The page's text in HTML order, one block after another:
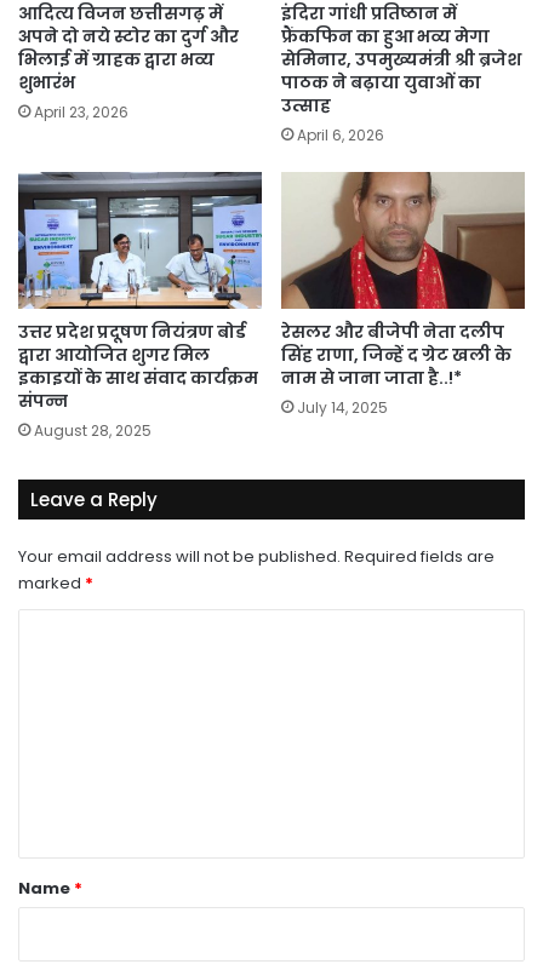
आदित्य विजन छत्तीसगढ़ में
अपने दो नये स्टोर का दुर्ग और
भिलाई में ग्राहक द्वारा भव्य
शुभारंभ
April 23, 2026
इंदिरा गांधी प्रतिष्ठान में
फ्रैंकफिन का हुआ भव्य मेगा
सेमिनार, उपमुख्यमंत्री श्री ब्रजेश
पाठक ने बढ़ाया युवाओं का
उत्साह
April 6, 2026
उत्तर प्रदेश प्रदूषण नियंत्रण बोर्ड
द्वारा आयोजित शुगर मिल
इकाइयों के साथ संवाद कार्यक्रम
संपन्न
August 28, 2025
रेसलर और बीजेपी नेता दलीप
सिंह राणा, जिन्हें द ग्रेट खली के
नाम से जाना जाता है..!*
July 14, 2025
Leave a Reply
Your email address will not be published. Required fields are
marked *
*
Name *